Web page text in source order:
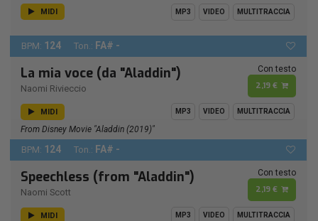
MIDI MP3 VIDEO MULTITRACCIA
BPM: 124 Ton.: FA# -
La mia voce (da "Aladdin")
Naomi Rivieccio
Con testo
2,19 €
MIDI MP3 VIDEO MULTITRACCIA
From Disney Movie "Aladdin (2019)"
BPM: 124 Ton.: FA# -
Speechless (from "Aladdin")
Naomi Scott
Con testo
2,19 €
MIDI MP3 VIDEO MULTITRACCIA